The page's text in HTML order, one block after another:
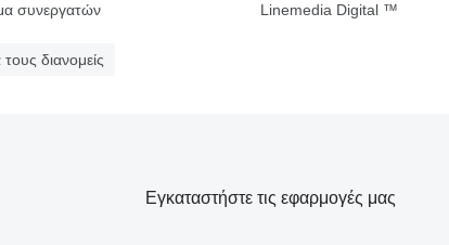
συνεργατών
τους διανομείς
Linemedia Digital ™
Εγκαταστήστε τις εφαρμογές μας